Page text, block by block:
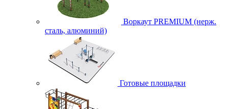
Воркаут PREMIUM (нерж.
сталь, алюминий)
Готовые площадки